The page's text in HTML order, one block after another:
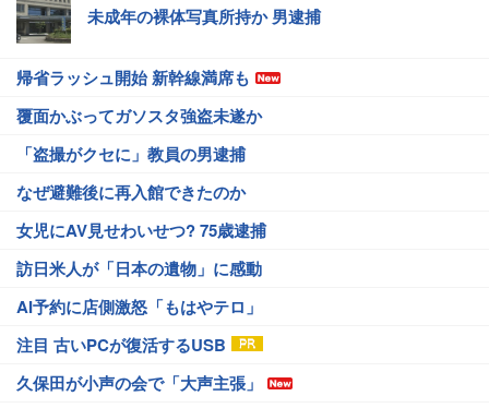
未成年の裸体写真所持か 男逮捕
帰省ラッシュ開始 新幹線満席も
覆面かぶってガソスタ強盗未遂か
「盗撮がクセに」教員の男逮捕
なぜ避難後に再入館できたのか
女児にAV見せわいせつ? 75歳逮捕
訪日米人が「日本の遺物」に感動
AI予約に店側激怒「もはやテロ」
注目 古いPCが復活するUSB
久保田が小声の会で「大声主張」